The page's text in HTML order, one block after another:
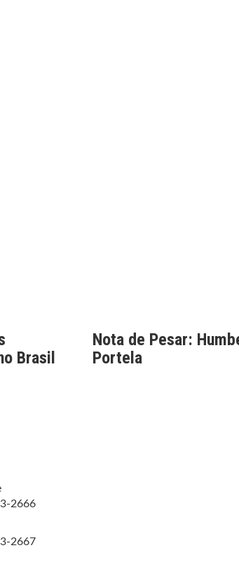
Brasil
Nota de Pesar:
Portela
2666
2667